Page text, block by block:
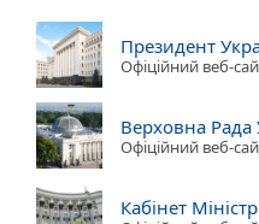
Президент
Офіційний веб-
Верховна Рада
Офіційний веб-
Кабінет